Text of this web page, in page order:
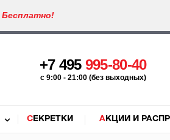
Бесплатно!
+7 495 995-80-40
c 9:00 - 21:00 (без выходных)
СЕКРЕТКИ АКЦИИ И